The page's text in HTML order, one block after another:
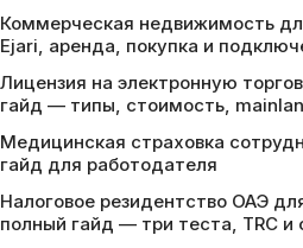
Коммерческая недвижимость
Ejari, аренда, покупка и
Лицензия на электронную
гайд — типы, стоимость,
Медицинская страховка
гайд для работодателя
Налоговое резидентство ОАЭ
полный гайд — три теста, TRC